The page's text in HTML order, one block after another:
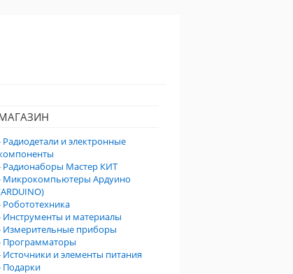
Радиодетали и электронные
Радионаборы Мастер КИТ
Микрокомпьютеры Ардуино
Робототехника
Инструменты и материалы
Измерительные приборы
Программаторы
Источники и элементы питания
Подарки